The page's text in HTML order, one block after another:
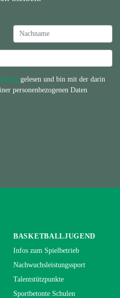
gelesen und bin mit der darin
personenbezogenen Daten
BASKETBALLJUGEND
Infos zum Spielbetrieb
Nachwuchsleistungssport
Talentstützpunkte
Sportbetonte Schulen